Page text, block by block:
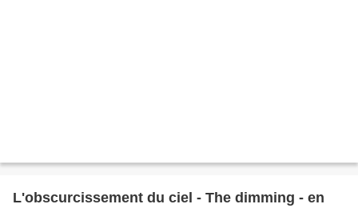
L'obscurcissement du ciel - The dimming - en